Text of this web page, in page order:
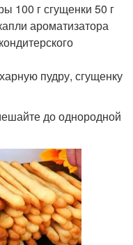
100 г сгущенки 50 г
ароматизатора
пудру, сгущенку
до однородной